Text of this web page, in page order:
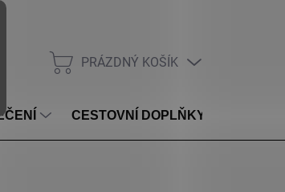
NÁKUPNÍ KOŠÍK
PRÁZDNÝ KOŠÍK
CESTOVNÍ DOPLŇKY